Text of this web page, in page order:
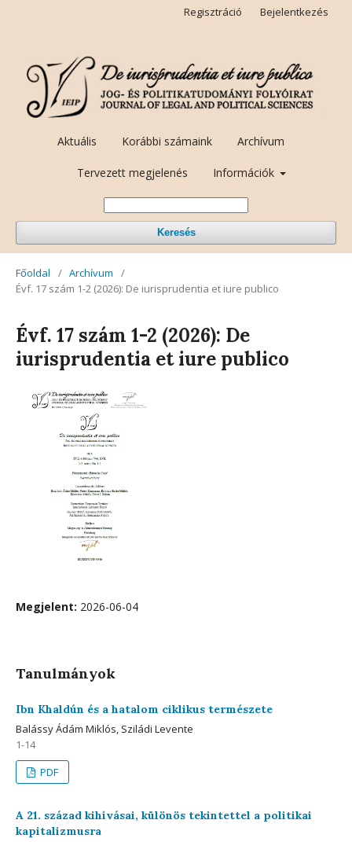
Aktuális Korábbi számaink Archívum
Tervezett megjelenés Információk
Keresés
Regisztráció Bejelentkezés
Főoldal / Archívum
/
Évf. 17 szám 1-2 (2026): De iurisprudentia et iure publico
Évf. 17 szám 1-2 (2026): De
iurisprudentia et iure publico
Megjelent: 2026-06-04
Tanulmányok
Ibn Khaldún és a hatalom ciklikus természete
Balássy Ádám Miklós, Sziládi Levente
1-14
PDF
A 21. század kihívásai, különös tekintettel a politikai
kapitalizmusra